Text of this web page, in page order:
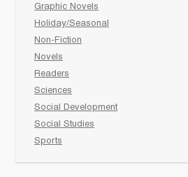
Graphic Novels
Holiday/Seasonal
Non-Fiction
Novels
Readers
Sciences
Social Development
Social Studies
Sports